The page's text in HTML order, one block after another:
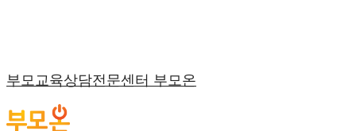
부모교육상담전문센터 부모온